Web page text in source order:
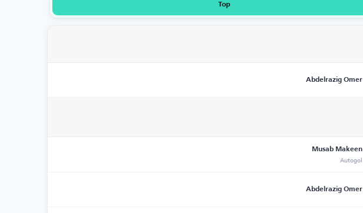
Top
Abdelrazig Omer
Musab Makeen
Autogol
Abdelrazig Omer